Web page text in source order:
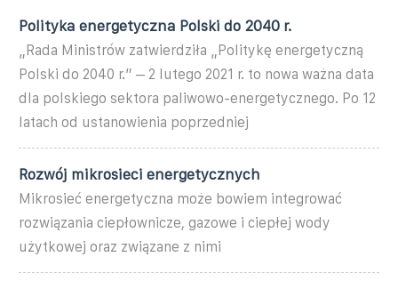
Polityka energetyczna Polski do 2040 r.
„Rada Ministrów zatwierdziła „Politykę energetyczną
Polski do 2040 r.” – 2 lutego 2021 r. to nowa ważna data
dla polskiego sektora paliwowo-energetycznego. Po 12
latach od ustanowienia poprzedniej
Rozwój mikrosieci energetycznych
Mikrosieć energetyczna może bowiem integrować
rozwiązania ciepłownicze, gazowe i ciepłej wody
użytkowej oraz związane z nimi